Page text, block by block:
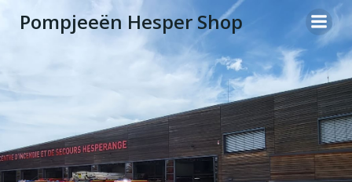
Inhalt
springen
Pompjeeën Hesper Shop